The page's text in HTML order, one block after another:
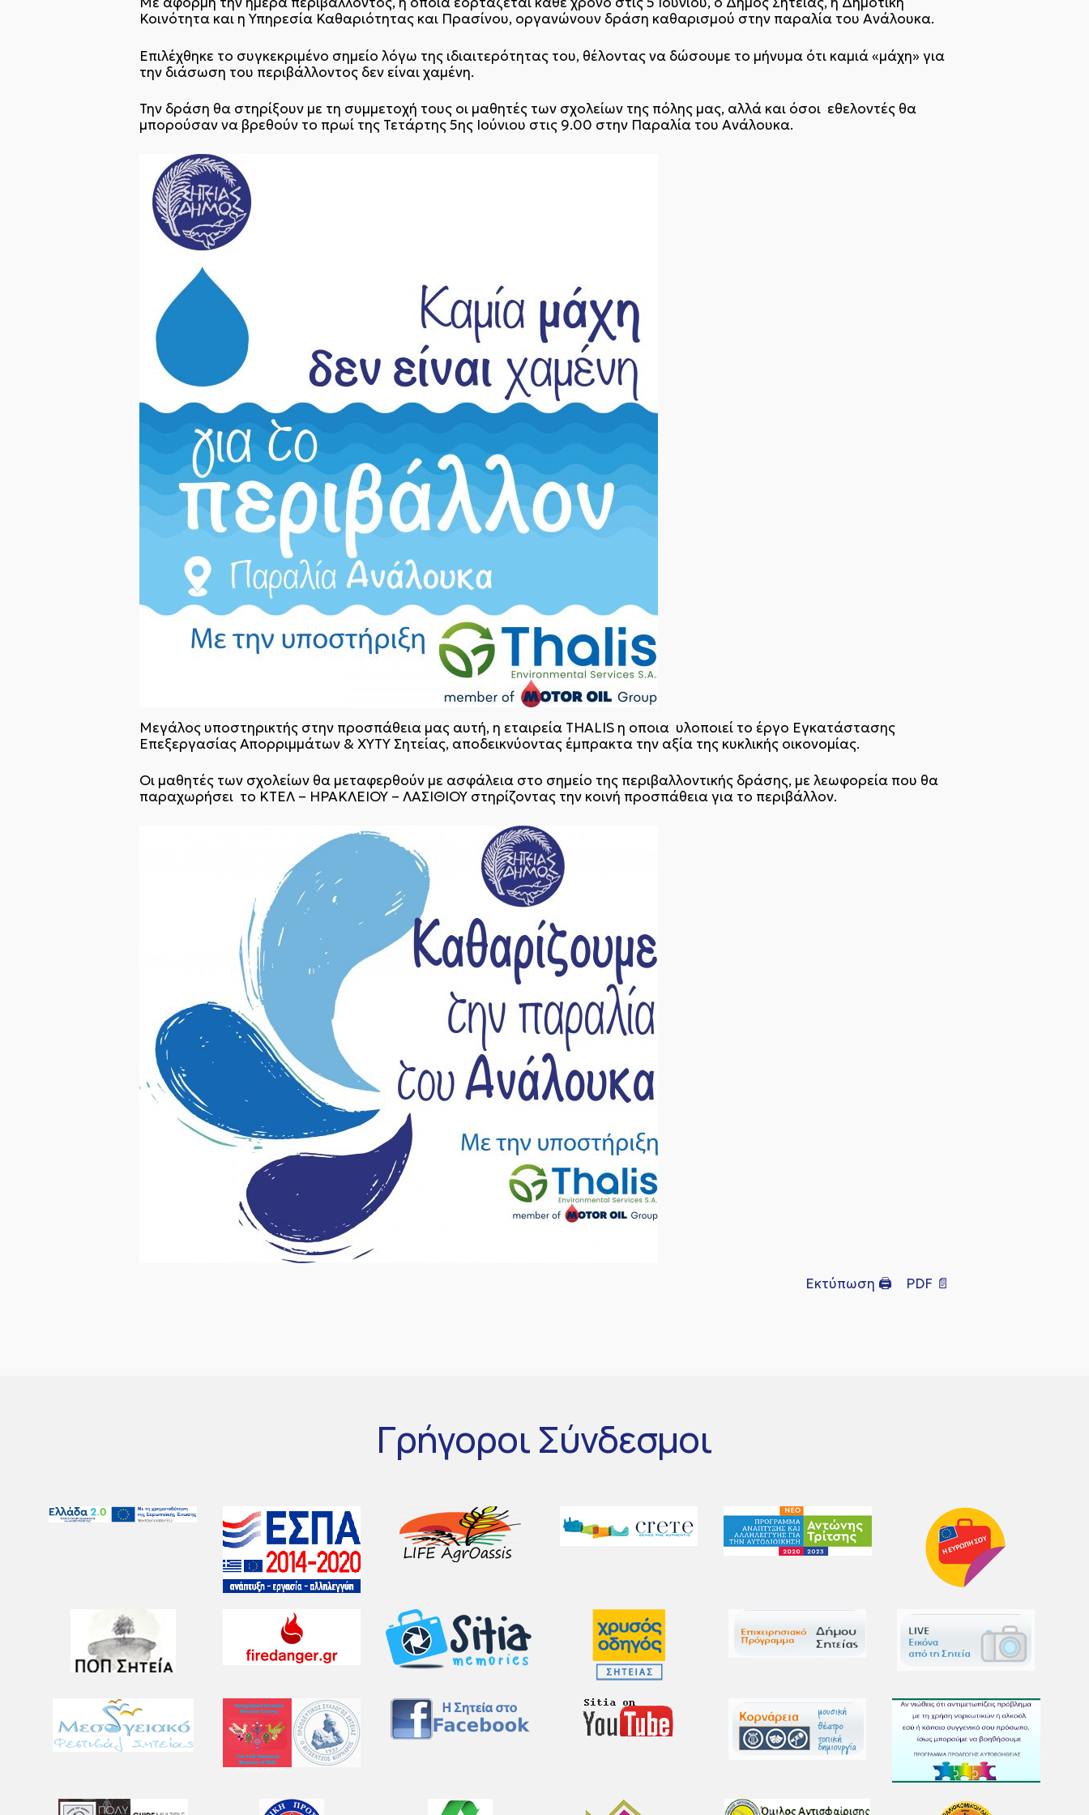
Κοινότητα και η Υπηρεσία Καθαριότητας και Πρασίνου, οργανώνουν δράση καθαρισμού στην παραλία του Ανάλουκα.
Επιλέχθηκε το συγκεκριμένο σημείο λόγω της ιδιαιτερότητας του, θέλοντας να δώσουμε το μήνυμα ότι καμιά «μάχη» για
την διάσωση του περιβάλλοντος δεν είναι χαμένη.
Την δράση θα στηρίξουν με τη συμμετοχή τους οι μαθητές των σχολείων της πόλης μας, αλλά και όσοι εθελοντές θα
μπορούσαν να βρεθούν το πρωί της Τετάρτης 5ης Ιούνιου στις 9.00 στην Παραλία του Ανάλουκα.
Μεγάλος υποστηρικτής στην προσπάθεια μας αυτή, η εταιρεία THALIS η οποια υλοποιεί το έργο Εγκατάστασης
Επεξεργασίας Απορριμμάτων & ΧΥΤΥ Σητείας, αποδεικνύοντας έμπρακτα την αξία της κυκλικής οικονομίας.
Οι μαθητές των σχολείων θα μεταφερθούν με ασφάλεια στο σημείο της περιβαλλοντικής δράσης, με λεωφορεία που θα
παραχωρήσει το ΚΤΕΛ – ΗΡΑΚΛΕΙΟΥ – ΛΑΣΙΘΙΟΥ στηρίζοντας την κοινή προσπάθεια για το περιβάλλον.
Εκτύπωση 🖨 PDF 📄
Γρήγοροι Σύνδεσμοι